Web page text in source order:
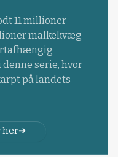
11 millioner
malkekvæg
serie, hvor
på landets
her